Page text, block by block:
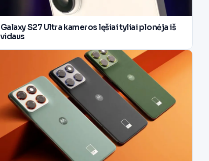
Galaxy S27 Ultra kameros lęšiai tyliai plonėja iš
vidaus